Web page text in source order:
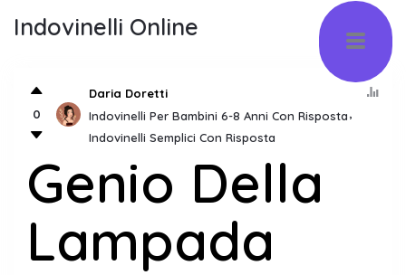
Indovinelli Online
0
Daria Doretti
Indovinelli Per Bambini 6-8 Anni Con Risposta
Indovinelli Semplici Con Risposta
Genio Della
Lampada